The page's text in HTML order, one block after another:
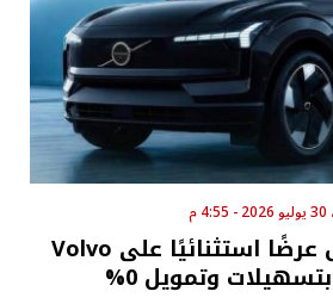
«عز العرب» تطلق عرضًا استثنائيًا على Volvo